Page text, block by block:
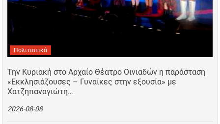
Πολιτιστικά
Την Κυριακή στο Αρχαίο Θέατρο Οινιαδών η παράσταση
«Εκκλησιάζουσες – Γυναίκες στην εξουσία» με
Χατζηπαναγιώτη…
2026-08-08